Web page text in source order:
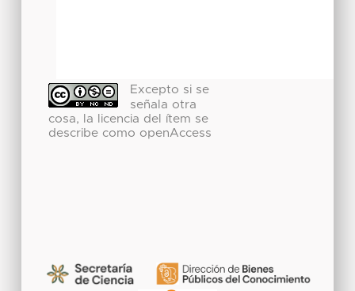
Excepto si se
señala otra
cosa, la licencia del ítem se
describe como openAccess